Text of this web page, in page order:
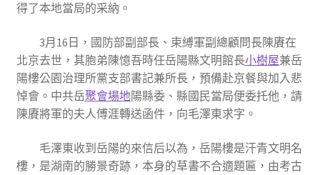
得了本地當局的采納。
3月16日，國防部副部長、束縛軍副總顧問長陳賡在
北京去世，其胞弟陳憶吾時任岳陽縣文明館長小樹屋兼岳
陽樓公園治理所黨支部書記兼所長，預備赴京餐與加入悲
悼會。中共岳聚會場地陽縣委、縣國民當局便委托他，請
陳賡將軍的夫人傅涯轉送函件，向毛澤東求字。
毛澤東收到岳陽的來信后以為，岳陽樓是汗青文明名
樓，是湖南的勝景奇跡，本身的草書不合適題匾，由考古